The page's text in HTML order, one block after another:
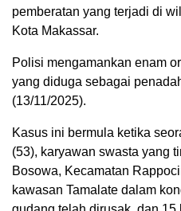
pemberatan yang terjadi di
Kota Makassar.
Polisi mengamankan enam
yang diduga sebagai
(13/11/2025).
Kasus ini bermula ketika
(53), karyawan swasta yang
Bosowa, Kecamatan
kawasan Tamalate dalam